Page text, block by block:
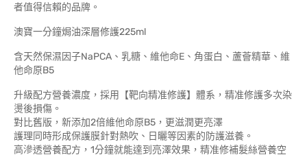
者值得信賴的品牌。
澳寶一分鐘焗油深層修護225ml
含天然保濕因子NaPCA、乳糖、維他命E、角蛋白、蘆薈精華、維
他命原B5
升級配方營養濃度，採用【靶向精准修護】體系，精准修護多次染
燙後損傷。
對比舊版，新添加2倍維他命原B5，更滋潤更亮澤
護理同時形成保護膜針對熱吹、日曬等因素的防護滋養。
高滲透營養配方，1分鐘就能達到亮澤效果，精准修補髮絲營養空